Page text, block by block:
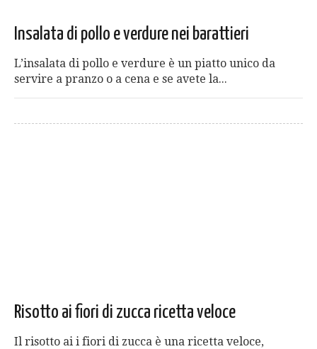
Insalata di pollo e verdure nei barattieri
L’insalata di pollo e verdure è un piatto unico da
servire a pranzo o a cena e se avete la...
Risotto ai fiori di zucca ricetta veloce
Il risotto ai i fiori di zucca è una ricetta veloce,